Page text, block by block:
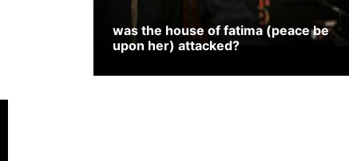
was the house of fatima (peace be
upon her) attacked?